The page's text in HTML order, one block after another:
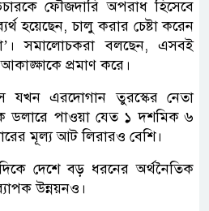
ফৌজদারি অপরাধ হিসেবে
হয়েছেন, চালু করার চেষ্টা করেন
সমালোচকরা বলছেন, এসবই
প্রমাণ করে।
যখন এরদোগান তুরস্কের নেতা
ডলারে পাওয়া যেত ১ দশমিক ৬
মূল্য আট লিরারও বেশি।
দেশে বড় ধরনের অর্থনৈতিক
উন্নয়নও।